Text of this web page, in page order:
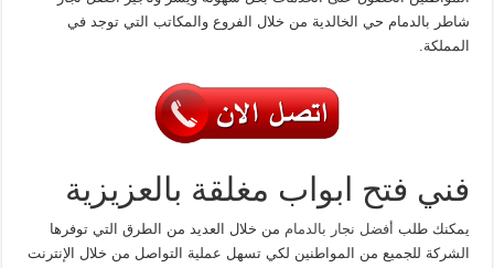
شاطر بالدمام حي الخالدية من خلال الفروع والمكاتب التي توجد في
المملكة.
فني فتح ابواب مغلقة بالعزيزية
يمكنك طلب أفضل نجار بالدمام من خلال العديد من الطرق التي توفرها
الشركة للجميع من المواطنين لكي تسهل عملية التواصل من خلال الإنترنت